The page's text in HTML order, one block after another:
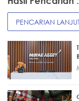
PENCARIAN